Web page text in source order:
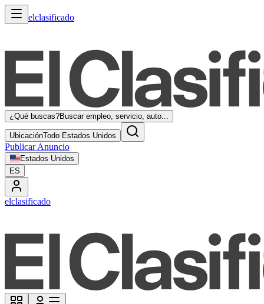
elclasificado
¿Qué buscas?Buscar empleo, servicio, auto...
UbicaciónTodo Estados Unidos
Publicar Anuncio
Estados Unidos
ES
elclasificado